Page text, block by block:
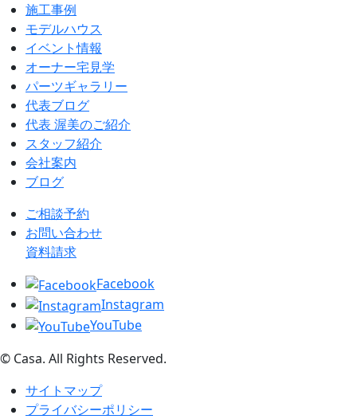
施工事例
モデルハウス
イベント情報
オーナー宅見学
パーツギャラリー
代表ブログ
代表 渥美のご紹介
スタッフ紹介
会社案内
ブログ
ご相談予約
お問い合わせ
資料請求
Facebook
Instagram
YouTube
© Casa. All Rights Reserved.
サイトマップ
プライバシーポリシー